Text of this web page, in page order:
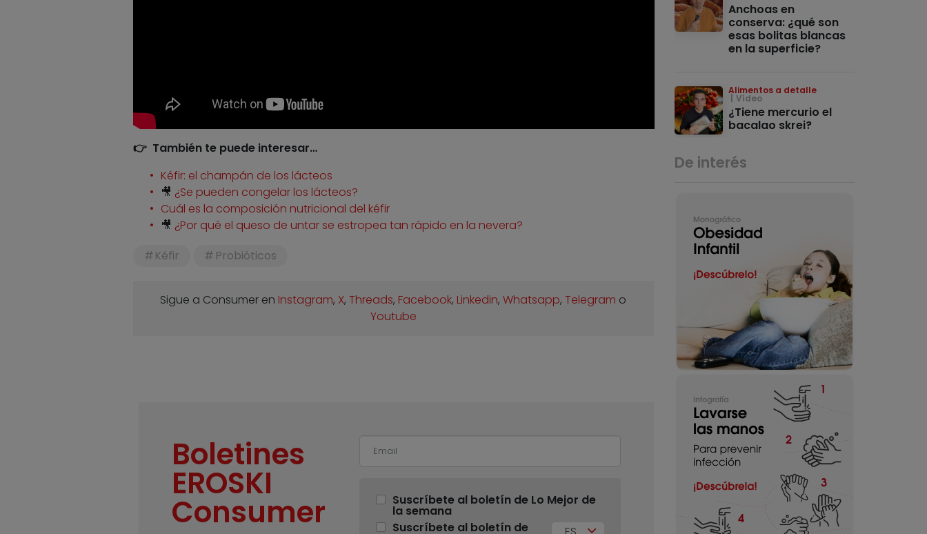
👉 También te puede interesar…
Kéfir: el champán de los lácteos
🎥 ¿Se pueden congelar los lácteos?
Cuál es la composición nutricional del kéfir
🎥 ¿Por qué el queso de untar se estropea tan rápido en la nevera?
Kéfir
Probióticos
Sigue a Consumer en Instagram, X,Threads, Facebook, Linkedin,Whatsapp,Telegram o
Youtube
Boletines
EROSKI
Consumer Suscríbete al boletín de Lo Mejor de
la semana
Suscríbete al boletín de
Anchoas en
conserva: ¿qué son
esas bolitas blancas
en la superficie?
Alimentos a detalle
Vídeo
¿Tiene mercurio el
bacalao skrei?
De interés